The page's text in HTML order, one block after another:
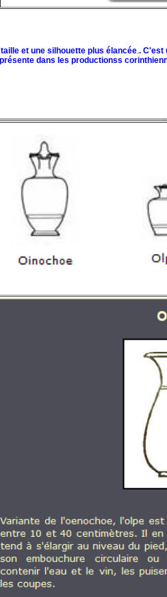
et une silhouette plus élancée.. C'est
dans les productionss